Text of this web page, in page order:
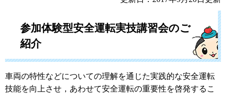
参加体験型安全運転実技講習会のご
紹介
車両の特性などについての理解を通じた実践的な安全運転
技能を向上させ，あわせて安全運転の重要性を啓発するこ